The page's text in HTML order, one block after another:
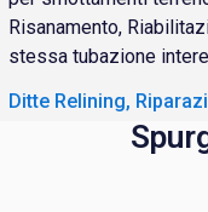
Risanamento,
stessa tubazione
Ditte Relining,